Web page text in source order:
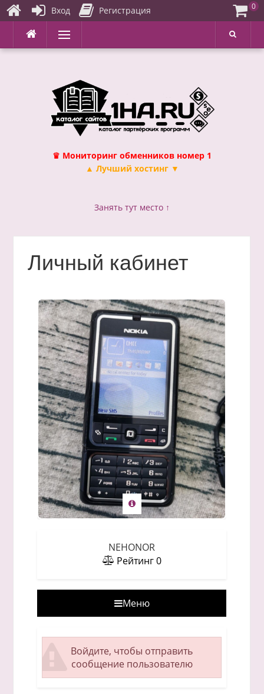
Перейти
содержимому
Меню
♛ Мониторинг обменников номер 1
▲ Лучший хостинг ▼
Занять тут место ↑
Личный кабинет
NEHONOR
Рейтинг0
Меню
Войдите, чтобы отправить
сообщение пользователю
Вход Регистрация 0